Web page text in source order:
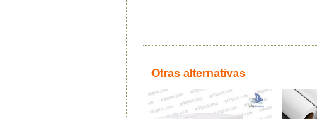
Otras alternativas